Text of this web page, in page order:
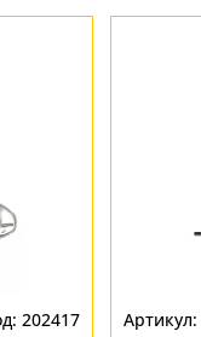
202417